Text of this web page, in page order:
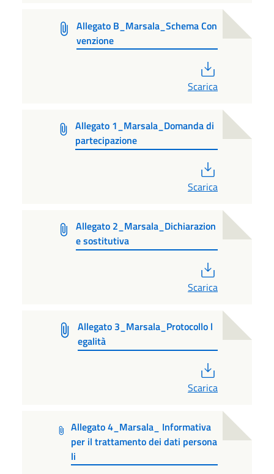
Allegato B_Marsala_Schema Con
venzione
Scarica
Allegato 1_Marsala_Domanda di
partecipazione
Scarica
Allegato 2_Marsala_Dichiarazion
e sostitutiva
Scarica
Allegato 3_Marsala_Protocollo l
egalità
Scarica
Allegato 4_Marsala_ Informativa
per il trattamento dei dati persona
li